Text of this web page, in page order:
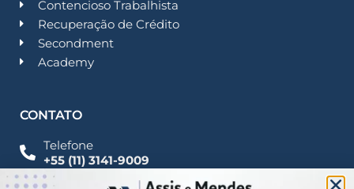
Contencioso Trabalhista
Recuperação de Crédito
Secondment
Academy
CONTATO
Telefone
+55 (11) 3141-9009
Imprensa